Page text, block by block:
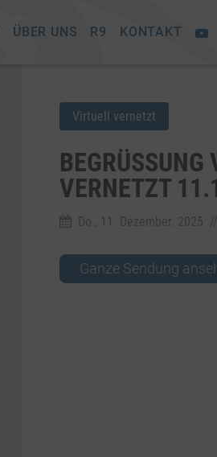
ÜBER UNS R9 KONTAKT
Virtuell vernetzt
BEGRÜSSUNG
ERNETZT
Do., 11. Dezember. 2025 //
Ganze Sendung